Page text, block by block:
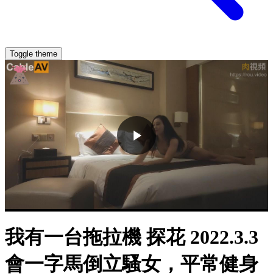
Toggle theme
我有一台拖拉機 探花 2022.3.3
會一字馬倒立騷女，平常健身